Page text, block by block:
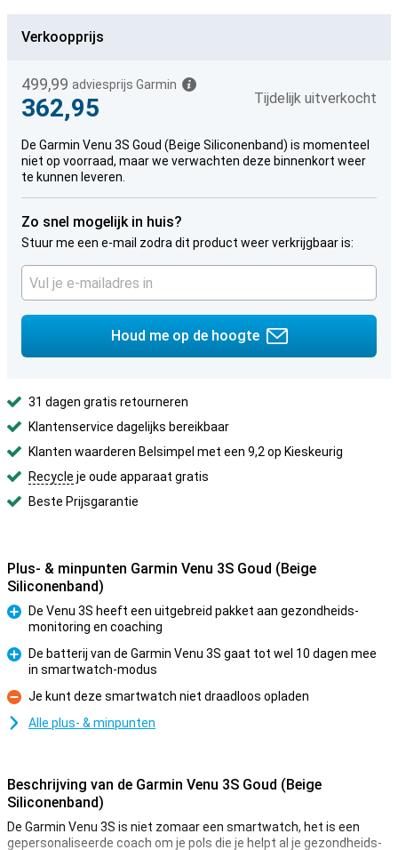
Verkoopprijs
499,99 adviesprijs Garmin
362,95 Tijdelijk uitverkocht
De Garmin Venu 3S Goud (Beige Siliconenband) is momenteel
niet op voorraad, maar we verwachten deze binnenkort weer
te kunnen leveren.
Zo snel mogelijk in huis?
Stuur me een e-mail zodra dit product weer verkrijgbaar is:
Houd me op de hoogte
31 dagen gratis retourneren
Klantenservice dagelijks bereikbaar
Klanten waarderen Belsimpel met een 9,2 op Kieskeurig
Recycle je oude apparaat gratis
Beste Prijsgarantie
Plus- & minpunten Garmin Venu 3S Goud (Beige
Siliconenband)
Pluspunt
De Venu 3S heeft een uitgebreid pakket aan gezondheids-
monitoring en coaching
Pluspunt
De batterij van de Garmin Venu 3S gaat tot wel 10 dagen mee
in smartwatch-modus
Minpunt
Je kunt deze smartwatch niet draadloos opladen
Alle plus- & minpunten
Beschrijving van de Garmin Venu 3S Goud (Beige
Siliconenband)
De Garmin Venu 3S is niet zomaar een smartwatch, het is een
gepersonaliseerde coach om je pols die je helpt al je gezondheids-